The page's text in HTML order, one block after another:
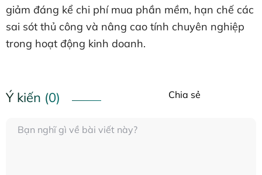
giảm đáng kể chi phí mua phần mềm, hạn chế các
sai sót thủ công và nâng cao tính chuyên nghiệp
trong hoạt động kinh doanh.
Ý kiến (0) Chia sẻ